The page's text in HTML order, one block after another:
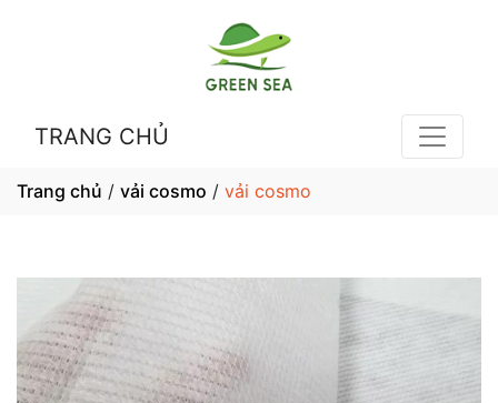
TRANG CHỦ
Trang chủ / vải cosmo / vải cosmo